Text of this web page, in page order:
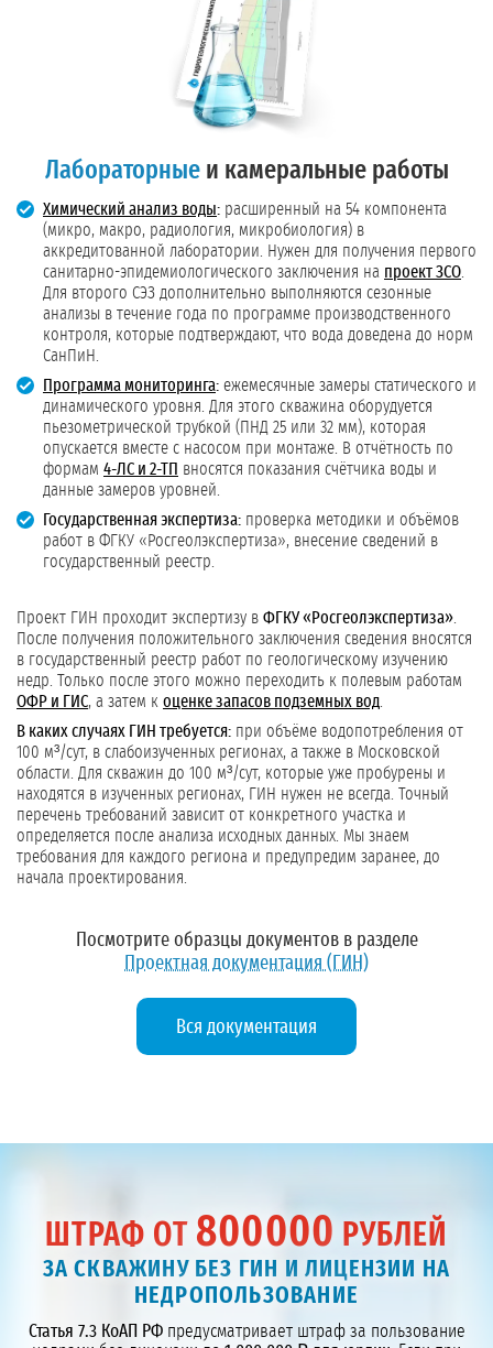
Лабораторныеи камеральные работы
Химический анализ воды: расширенный на 54 компонента
(микро, макро, радиология, микробиология) в
аккредитованной лаборатории. Нужен для получения первого
санитарно-эпидемиологического заключения на проект ЗСО
Для второго СЭЗ дополнительно выполняются сезонные
анализы в течение года по программе производственного
контроля, которые подтверждают, что вода доведена до норм
СанПиН.
Программа мониторинга: ежемесячные замеры статического и
динамического уровня. Для этого скважина оборудуется
пьезометрической трубкой (ПНД 25 или 32 мм), которая
опускается вместе с насосом при монтаже. В отчётность по
формам 4-ЛС и 2-ТП вносятся показания счётчика воды и
данные замеров уровней.
Государственная экспертиза: проверка методики и объёмов
работ в ФГКУ «Росгеолэкспертиза», внесение сведений в
государственный реестр.
Проект ГИН проходит экспертизу в ФГКУ «Росгеолэкспертиза»
После получения положительного заключения сведения вносятся
в государственный реестр работ по геологическому изучению
недр. Только после этого можно переходить к полевым работам
ОФР и ГИС, а затем к оценке запасов подземных вод
В каких случаях ГИН требуется: при объёме водопотребления от
100 м³/сут, в слабоизученных регионах, а также в Московской
области. Для скважин до 100 м³/сут, которые уже пробурены и
находятся в изученных регионах, ГИН нужен не всегда. Точный
перечень требований зависит от конкретного участка и
определяется после анализа исходных данных. Мы знаем
требования для каждого региона и предупредим заранее, до
начала проектирования.
Посмотрите образцы документов в разделе
Проектная документация (ГИН)
Вся документация
ШТРАФ ОТ 800000 РУБЛЕЙ
ЗА СКВАЖИНУ БЕЗ ГИН И ЛИЦЕНЗИИ НА
НЕДРОПОЛЬЗОВАНИЕ
Статья 7.3 КоАП РФпредусматривает штраф за пользование